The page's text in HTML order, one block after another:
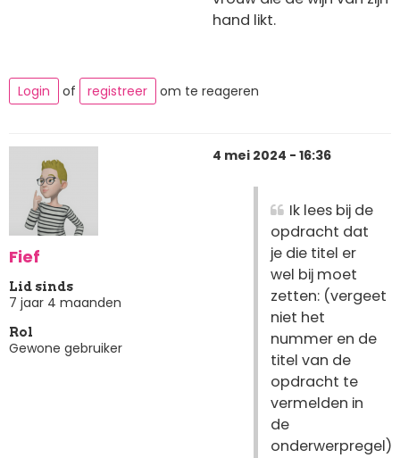
hand likt.
Login of registreer om te reageren
Fief
Lid sinds
7 jaar 4 maanden
Rol
Gewone gebruiker
4 mei 2024 - 16:36
Ik lees bij de
opdracht dat
je die titel er
wel bij moet
zetten: (vergeet
niet het
nummer en de
titel van de
opdracht te
vermelden in
de
onderwerpregel)